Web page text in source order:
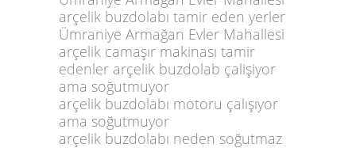
arçelik buzdolabı tamir eden yerler
Ümraniye Armağan Evler Mahallesi
arçelik camaşır makinası tamir
edenler arçelik buzdolab çalişiyor
ama soğutmuyor
arçelik buzdolabı motoru çalışıyor
ama soğutmuyor
arçelik buzdolabı neden soğutmaz